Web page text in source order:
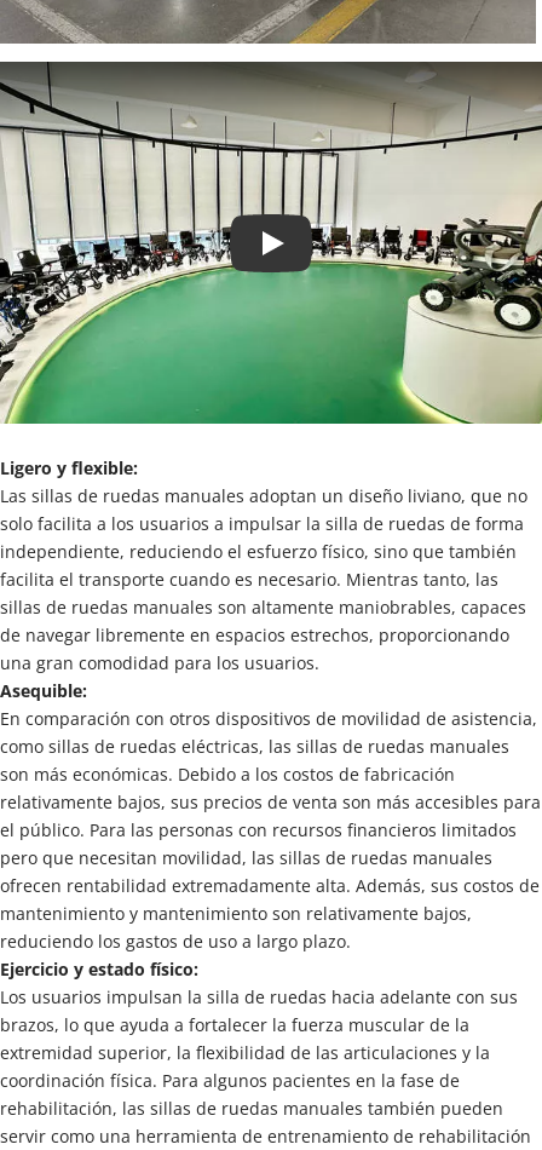
Play
Ligero y flexible:
Las sillas de ruedas manuales adoptan un diseño liviano, que no
solo facilita a los usuarios a impulsar la silla de ruedas de forma
independiente, reduciendo el esfuerzo físico, sino que también
facilita el transporte cuando es necesario. Mientras tanto, las
sillas de ruedas manuales son altamente maniobrables, capaces
de navegar libremente en espacios estrechos, proporcionando
una gran comodidad para los usuarios.
Asequible:
En comparación con otros dispositivos de movilidad de asistencia,
como sillas de ruedas eléctricas, las sillas de ruedas manuales
son más económicas. Debido a los costos de fabricación
relativamente bajos, sus precios de venta son más accesibles para
el público. Para las personas con recursos financieros limitados
pero que necesitan movilidad, las sillas de ruedas manuales
ofrecen rentabilidad extremadamente alta. Además, sus costos de
mantenimiento y mantenimiento son relativamente bajos,
reduciendo los gastos de uso a largo plazo.
Ejercicio y estado físico:
Los usuarios impulsan la silla de ruedas hacia adelante con sus
brazos, lo que ayuda a fortalecer la fuerza muscular de la
extremidad superior, la flexibilidad de las articulaciones y la
coordinación física. Para algunos pacientes en la fase de
rehabilitación, las sillas de ruedas manuales también pueden
servir como una herramienta de entrenamiento de rehabilitación